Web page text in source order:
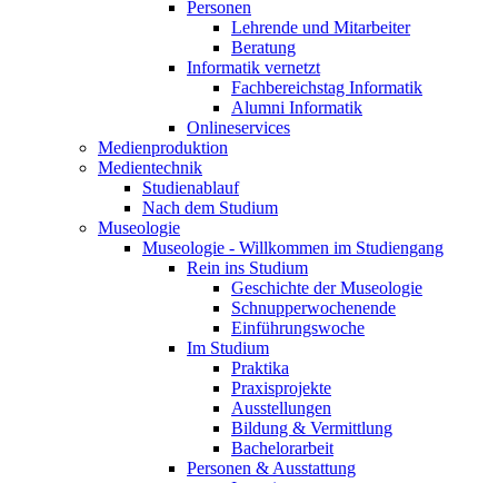
Personen
Lehrende und Mitarbeiter
Beratung
Informatik vernetzt
Fachbereichstag Informatik
Alumni Informatik
Onlineservices
Medienproduktion
Medientechnik
Studienablauf
Nach dem Studium
Museologie
Museologie - Willkommen im Studiengang
Rein ins Studium
Geschichte der Museologie
Schnupperwochenende
Einführungswoche
Im Studium
Praktika
Praxisprojekte
Ausstellungen
Bildung & Vermittlung
Bachelorarbeit
Personen & Ausstattung